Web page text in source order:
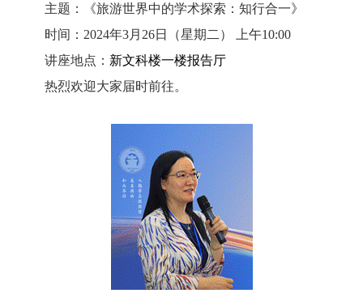
主题：《旅游世界中的学术探索：知行合一》
时间： 2024年3月 26日（星期二） 上午10:00
讲座地点： 新文科楼一楼报告厅
热烈欢迎大家届时前往。